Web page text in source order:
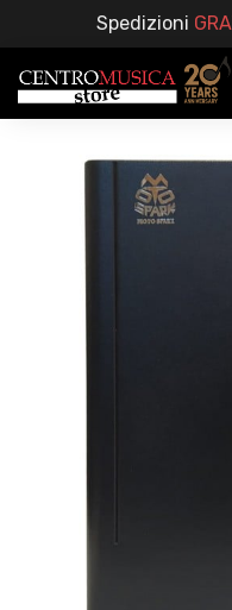
Spedizioni